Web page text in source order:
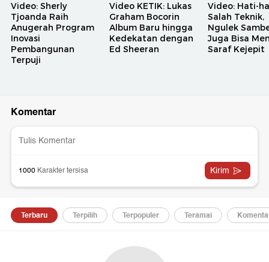
Video: Sherly
Tjoanda Raih
Anugerah Program
Inovasi
Pembangunan
Terpuji
Video KETIK: Lukas
Graham Bocorin
Album Baru hingga
Kedekatan dengan
Ed Sheeran
Video: Hati-
Salah Teknik,
Ngulek
Juga Bisa
Saraf Kejepit